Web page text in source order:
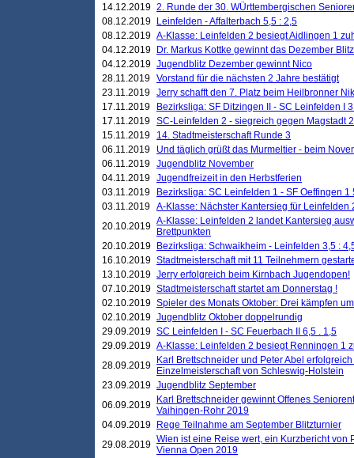
14.12.2019 2. Runde der 30. WÜrttembergischen
08.12.2019
Leinfelden - Affalterbach 5,5 : 2,5
08.12.2019 A-Klasse: Leinfelden 2 besiegt Aidlingen 1
04.12.2019
Dr. Markus Kottke gewinnt das Dezember
04.12.2019 Jugendblitz Dezember gewinnt Nico
28.11.2019 Vorstand für die nächsten 2 Jahre bestätigt
23.11.2019 Jerry schafft den 7. Platz beim Heilbronner
17.11.2019
Bezirksliga: SF Ditzingen II - SC Leinfelden I
17.11.2019 SC-Leinfelden 2 - siegreich gegen Magstadt 2
15.11.2019
14. Stadtmeisterschaft Runde 3
06.11.2019
Und täglich grüßt das Murmeltier - beim
06.11.2019 Jugendblitz November
04.11.2019 Jugendfreizeit in den Herbstferien
03.11.2019
Bezirksliga: SC Leinfelden 1 - SF Oeffingen 1
03.11.2019 A-Klasse: Nächster Kantersieg für Leinfelden
20.10.2019 A-Klasse: Leinfelden 2 landet Kantersieg
Brettpunkten
20.10.2019
Bezirksliga: Schwaikheim - Leinfelden 3,5 :
16.10.2019 Stadtmeisterschaft mit 11 Teilnehmern
13.10.2019 Jerry erfolgreich beim Kirnbach Jugendopen!
07.10.2019 Stadtmeisterschaft startet am Donnerstag !
02.10.2019 Spieler des Monats Oktober: Drei kämpfen
02.10.2019 Jugendblitz Oktober doppelrundig
29.09.2019 SC Leinfelden I - SC Feuerbach II 6,5 . 1,5
29.09.2019 A-Klasse: Leinfelden 2 besiegt Renningen 1
28.09.2019
Karl Brettschneider und Peter Abel
Einzelmeisterschaft von Schleswig-Holstein
23.09.2019 Jugendblitz September
06.09.2019
Karl Brettschneider gewinnt Offenes
Vaihingen-Rohr 2019
04.09.2019
Rege Teilnahme am September Blitzturnier
29.08.2019 Wien ist eine Reise wert, ein Kurzbericht von
Vienna Open 2019